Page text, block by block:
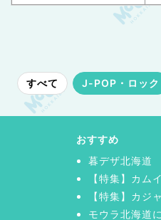
すべて J-POP・ロック
おすすめ
暮デザ北海道
【特集】カム
【特集】カジ
モウラ北海道